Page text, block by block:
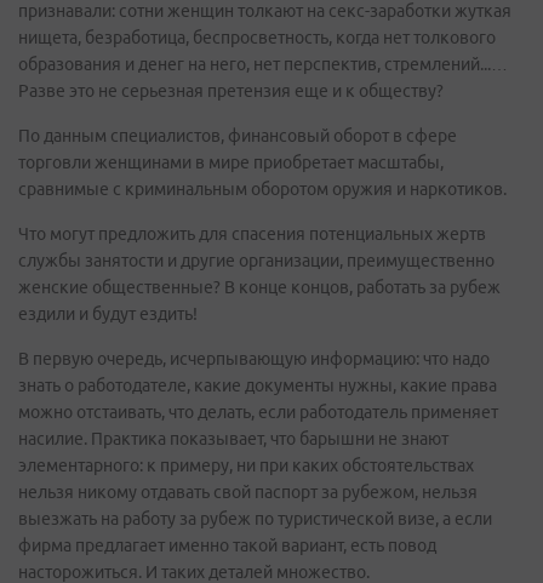
признавали: сотни женщин толкают на секс-заработки жуткая
нищета, безработица, беспросветность, когда нет толкового
образования и денег на него, нет перспектив, стремлений...…
Разве это не серьезная претензия еще и к обществу?
По данным специалистов, финансовый оборот в сфере
торговли женщинами в мире приобретает масштабы,
сравнимые с криминальным оборотом оружия и наркотиков.
Что могут предложить для спасения потенциальных жертв
службы занятости и другие организации, преимущественно
женские общественные? В конце концов, работать за рубеж
ездили и будут ездить!
В первую очередь, исчерпывающую информацию: что надо
знать о работодателе, какие документы нужны, какие права
можно отстаивать, что делать, если работодатель применяет
насилие. Практика показывает, что барышни не знают
элементарного: к примеру, ни при каких обстоятельствах
нельзя никому отдавать свой паспорт за рубежом, нельзя
выезжать на работу за рубеж по туристической визе, а если
фирма предлагает именно такой вариант, есть повод
насторожиться. И таких деталей множество.